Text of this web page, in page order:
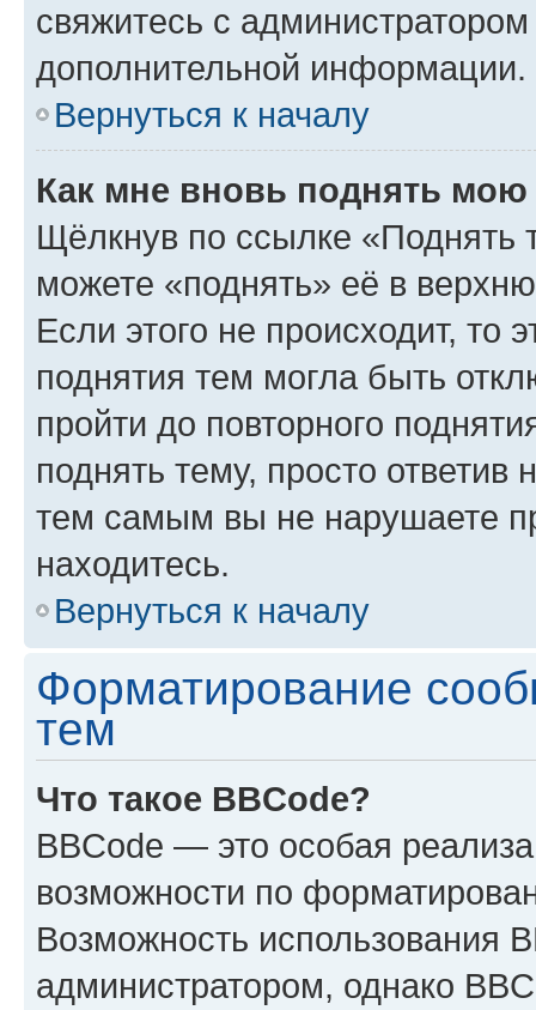
свяжитесь с
дополнительной информации.
Вернуться к началу
Как мне вновь поднять мою
Щёлкнув по ссылке «Поднять
можете «поднять» её в
Если этого не происходит, то
поднятия тем могла быть
пройти до повторного
поднять тему, просто ответив
тем самым вы не нарушаете
находитесь.
Вернуться к началу
Форматирование
тем
Что такое BBCode?
BBCode — это особая
возможности по
Возможность использования
администратором, однако